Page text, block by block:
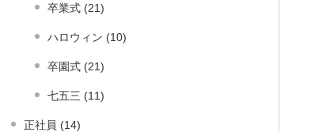
卒業式 (21)
ハロウィン (10)
卒園式 (21)
七五三 (11)
正社員 (14)